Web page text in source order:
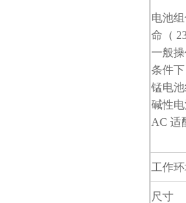
电池
命（
一般
条件
锰电
碱性
AC 适
工作
尺寸